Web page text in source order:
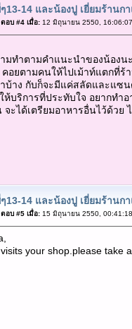
13-14 และน้องปู เยี่ยมร้านก
ตอบ #4 เมื่อ:12 มิถุนายน 2550,
ทำตามคำแนะนำของน้องนะ
อยตามคนให้ไปเม้าท์แตกที่ร้
าบ้าง กับก็จะมีแค่สลัดและแซ
การที่ประทับใจ อยากทำอา
จะได้เตรียมอาหารอื่นไว้ด้วย
13-14 และน้องปู เยี่ยมร้านก
ตอบ #5 เมื่อ:15 มิถุนายน 2550,
your shop.please take